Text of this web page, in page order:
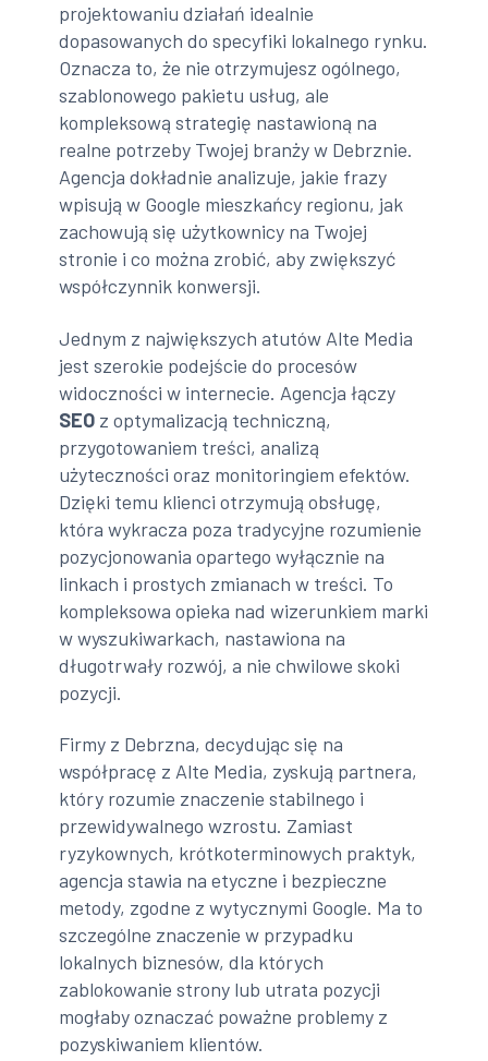
projektowaniu działań idealnie
dopasowanych do specyfiki lokalnego rynku.
Oznacza to, że nie otrzymujesz ogólnego,
szablonowego pakietu usług, ale
kompleksową strategię nastawioną na
realne potrzeby Twojej branży w Debrznie.
Agencja dokładnie analizuje, jakie frazy
wpisują w Google mieszkańcy regionu, jak
zachowują się użytkownicy na Twojej
stronie i co można zrobić, aby zwiększyć
współczynnik konwersji.
Jednym z największych atutów Alte Media
jest szerokie podejście do procesów
widoczności w internecie. Agencja łączy
SEO z optymalizacją techniczną,
przygotowaniem treści, analizą
użyteczności oraz monitoringiem efektów.
Dzięki temu klienci otrzymują obsługę,
która wykracza poza tradycyjne rozumienie
pozycjonowania opartego wyłącznie na
linkach i prostych zmianach w treści. To
kompleksowa opieka nad wizerunkiem marki
w wyszukiwarkach, nastawiona na
długotrwały rozwój, a nie chwilowe skoki
pozycji.
Firmy z Debrzna, decydując się na
współpracę z Alte Media, zyskują partnera,
który rozumie znaczenie stabilnego i
przewidywalnego wzrostu. Zamiast
ryzykownych, krótkoterminowych praktyk,
agencja stawia na etyczne i bezpieczne
metody, zgodne z wytycznymi Google. Ma to
szczególne znaczenie w przypadku
lokalnych biznesów, dla których
zablokowanie strony lub utrata pozycji
mogłaby oznaczać poważne problemy z
pozyskiwaniem klientów.